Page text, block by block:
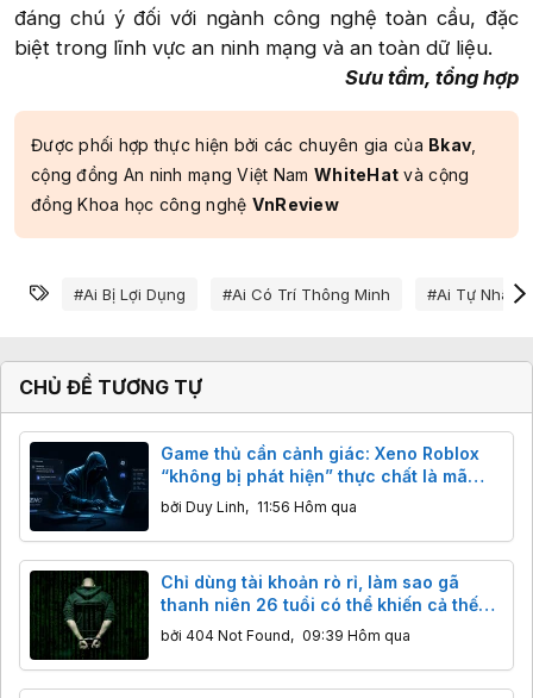
đáng chú ý đối với ngành công nghệ toàn cầu, đặc
biệt trong lĩnh vực an ninh mạng và an toàn dữ liệu.​
Sưu tầm, tổng hợp
Được phối hợp thực hiện bởi các chuyên gia của Bkav
cộng đồng An ninh mạng Việt Nam WhiteHat và cộng
đồng Khoa học công nghệ VnReview
Từ khóa
#ai Bị Lợi Dụng #ai Có Trí Thông Minh #ai Tự Nhân
CHỦ ĐỀ TƯƠNG TỰ
Game thủ cần cảnh giác: Xeno Roblox
“không bị phát hiện” thực chất là mã
độc đánh cắp dữ liệu
bởi Duy Linh, 11:56 Hôm qua
Chỉ dùng tài khoản rò rỉ, làm sao gã
thanh niên 26 tuổi có thể khiến cả thế
giới rúng động?
bởi 404 Not Found, 09:39 Hôm qua